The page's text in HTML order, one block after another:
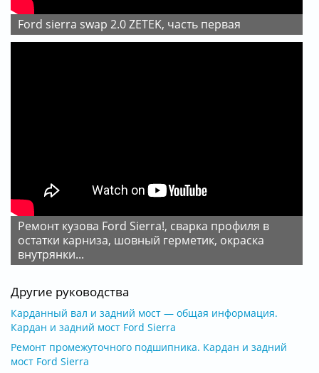
Ford sierra swap 2.0 ZETEK, часть первая
Ремонт кузова Ford Sierra!, сварка профиля в
остатки карниза, шовный герметик, окраска
внутрянки...
Другие руководства
Карданный вал и задний мост — общая информация.
Кардан и задний мост Ford Sierra
Ремонт промежуточного подшипника. Кардан и задний
мост Ford Sierra